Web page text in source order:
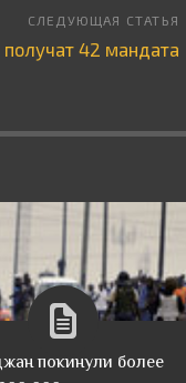
42 мандата
покинули более